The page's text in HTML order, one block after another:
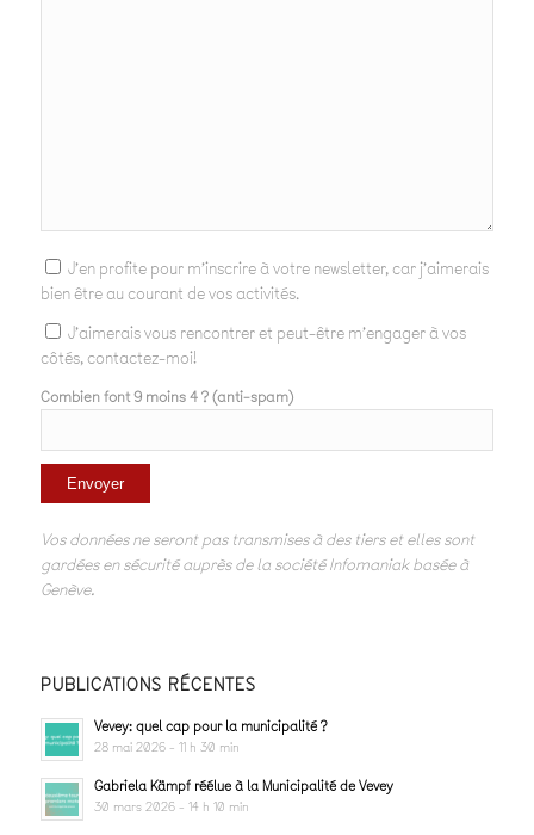
J'en profite pour m'inscrire à votre newsletter, car j'aimerais
bien être au courant de vos activités.
J'aimerais vous rencontrer et peut-être m'engager à vos
côtés, contactez-moi!
Combien font 9 moins 4 ? (anti-spam)
Vos données ne seront pas transmises à des tiers et elles sont
gardées en sécurité auprès de la société Infomaniak basée à
Genève.
PUBLICATIONS RÉCENTES
Vevey: quel cap pour la municipalité ?
28 mai 2026 - 11 h 30 min
Gabriela Kämpf réélue à la Municipalité de Vevey
30 mars 2026 - 14 h 10 min